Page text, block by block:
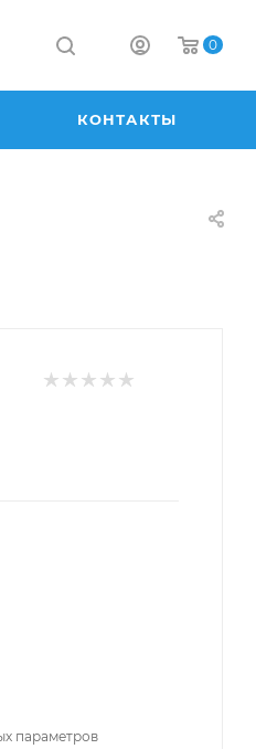
0
КОНТАКТЫ
параметров